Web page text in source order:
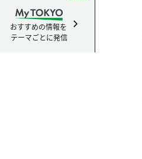
おすすめの情報を
テーマごとに発信